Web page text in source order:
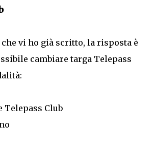
vi ho già scritto, la risposta è
cambiare targa Telepass
Club